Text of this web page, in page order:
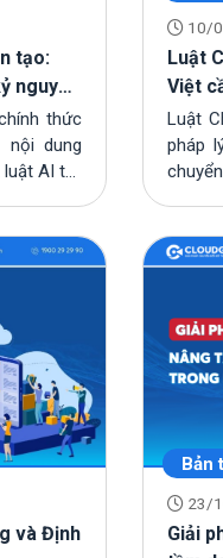
tạo:
nguyên
thức
nội dung
AI t...
10/
Luật
Việt
Luật
pháp
và Định
Bản
23/
Giải